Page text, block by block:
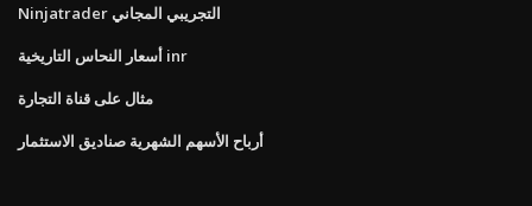
Ninjatrader التجريبي المجاني
أسعار النحاس التاريخية inr
مثال على قناة التجارة
أرباح الأسهم الشهرية صناديق الاستثمار